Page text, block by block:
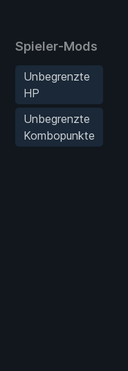
Spieler-Mods
Unbegrenzte
HP
Unbegrenzte
Kombopunkte